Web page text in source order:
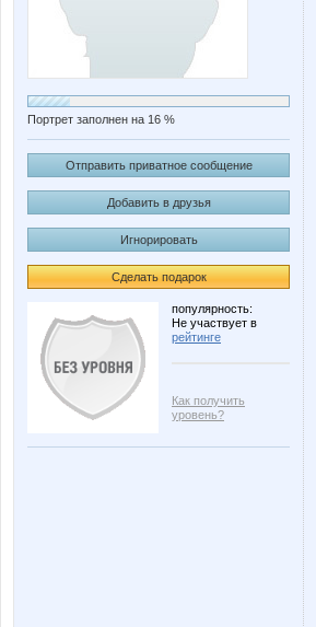
Портрет заполнен на 16 %
Отправить приватное сообщение
Добавить в друзья
Игнорировать
Сделать подарок
популярность:
Не участвует в
рейтинге
Как получить
уровень?